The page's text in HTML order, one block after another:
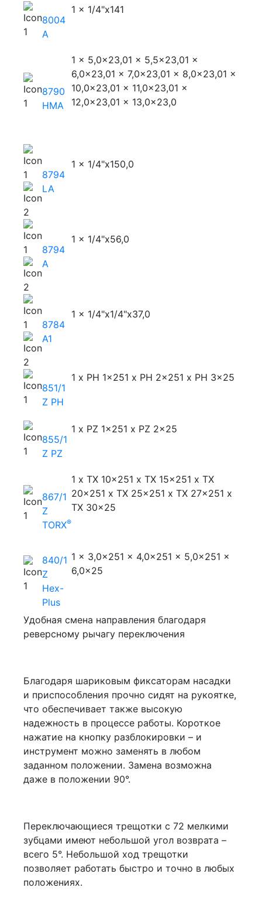
8004
A
1 x 1/4"x141
8790
HMA
1 x 5,0x23,01 x 5,5x23,01 x
6,0x23,01 x 7,0x23,01 x 8,0x23,01 x
10,0x23,01 x 11,0x23,01 x
12,0x23,01 x 13,0x23,0
8794
LA
1 x 1/4"x150,0
8794
A
1 x 1/4"x56,0
8784
A1
1 x 1/4"x1/4"x37,0
851/1
Z PH
1 x PH 1x251 x PH 2x251 x PH 3x25
855/1
Z PZ
1 x PZ 1x251 x PZ 2x25
867/1
Z
TORX®
1 x TX 10x251 x TX 15x251 x TX
20x251 x TX 25x251 x TX 27x251 x
TX 30x25
840/1
Z
Hex-
Plus
1 x 3,0x251 x 4,0x251 x 5,0x251 x
6,0x25
Удобная смена направления благодаря
реверсному рычагу переключения
Благодаря шариковым фиксаторам насадки
и приспособления прочно сидят на рукоятке,
что обеспечивает также высокую
надежность в процессе работы. Короткое
нажатие на кнопку разблокировки – и
инструмент можно заменять в любом
заданном положении. Замена возможна
даже в положении 90°.
Переключающиеся трещотки с 72 мелкими
зубцами имеют небольшой угол возврата –
всего 5°. Небольшой ход трещотки
позволяет работать быстро и точно в любых
положениях.